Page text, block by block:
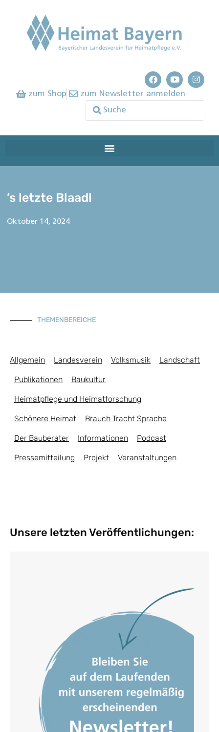
zum Shop zum Newsletter anmelden
’s letzte Blaadl
Oktober 14, 2024
THEMENBEREICHE
Allgemein Landesverein Volksmusik Landschaft
Publikationen Baukultur
Heimatpflege und Heimatforschung
Schönere Heimat Brauch Tracht Sprache
Der Bauberater Informationen Podcast
Pressemitteilung Projekt Veranstaltungen
Unsere letzten Veröffentlichungen: